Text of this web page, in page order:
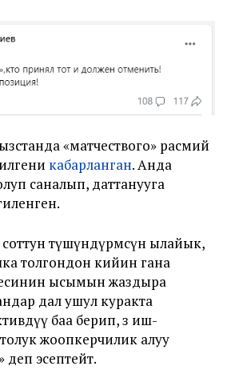
«матчествого» расмий
кабарланган. Анда
саналып, даттанууга
түшүндүрмөсүнө ылайык,
толгондон кийин гана
ысымын жаздыра
дал ушул куракта
баа берип, өз иш-
жоопкерчилик алуу
деп эсептейт.